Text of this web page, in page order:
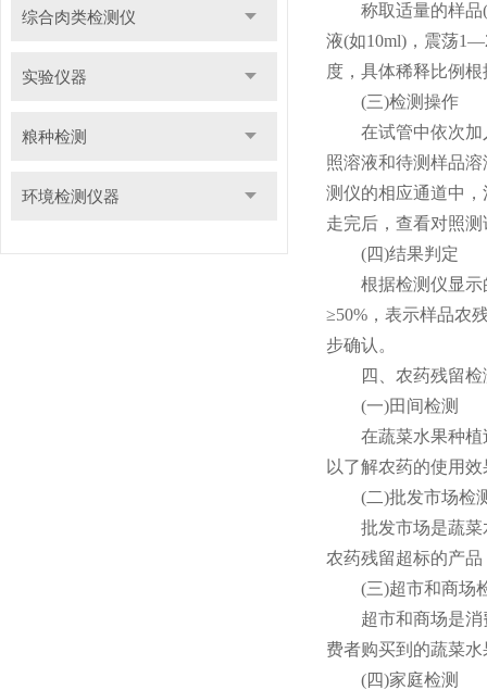
综合肉类检测仪
实验仪器
粮种检测
环境检测仪器
称取适量的样品(
液(如10ml)，震荡
度，具体稀释比例
(三)检测操作
在试管中依次加入
照溶液和待测样品
测仪的相应通道中
走完后，查看对照
(四)结果判定
根据检测仪显示的
≥50%，表示样品农
步确认。
四、农药残留检
(一)田间检测
在蔬菜水果种植过
以了解农药的使用
(二)批发市场检
批发市场是蔬菜水
农药残留超标的产
(三)超市和商场
超市和商场是消费
费者购买到的蔬菜
(四)家庭检测